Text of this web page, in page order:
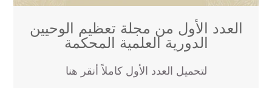
العدد الأول من مجلة تعظيم الوحيين
الدورية العلمية المحكمة
لتحميل العدد الأول كاملاً أنقر هنا